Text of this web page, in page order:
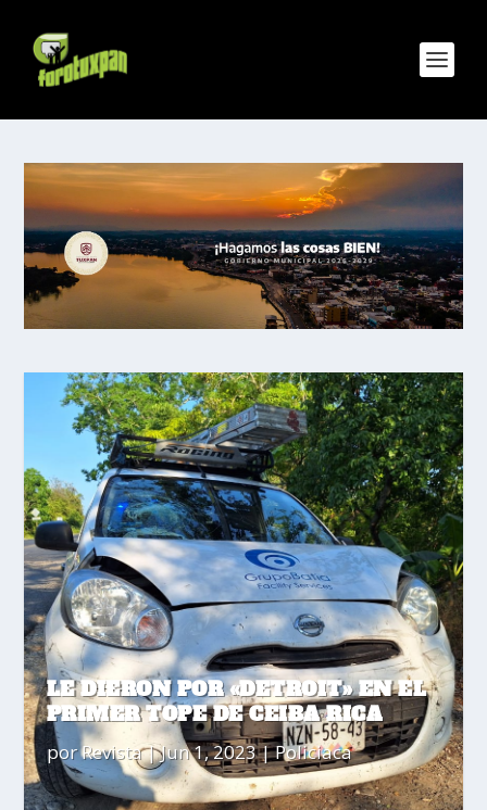
LE DIERON POR «DETROIT» EN EL
PRIMER TOPE DE CEIBA RICA
porRevista|Jun 1, 2023|Policiaca